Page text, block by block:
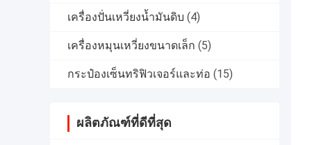
เครื่องปั่นเหวี่ยงน้ำมันดิบ (4)
เครื่องหมุนเหวี่ยงขนาดเล็ก (5)
กระป๋องเซ็นทริฟิวเจอร์และท่อ (15)
ผลิตภัณฑ์ที่ดีที่สุด